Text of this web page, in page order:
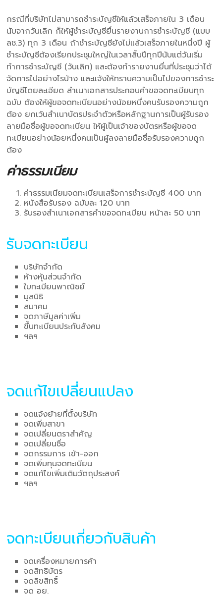
กรณีที่บริษัทไม่สามารถชำระบัญชีให้แล้วเสร็จภายใน 3 เดือน
นับจากวันเลิก ก็ให้ผู้ชำระบัญชียื่นรายงานการชำระบัญชี (แบบ
ลช.3) ทุก 3 เดือน ถ้าชำระบัญชียังไม่แล้วเสร็จภายในหนึ่งปี ผู้
ชำระบัญชีต้องเรียกประชุมใหญ่ในเวลาสิ้นปีทุกปีนับแต่วันเริ่ม
ทำการชำระบัญชี (วันเลิก) และต้องทำรายงานยื่นที่ประชุมว่าได้
จัดการไปอย่างไรบ้าง และแจ้งให้ทราบความเป็นไปของการชำระ
บัญชีโดยละเอียด สำเนาเอกสารประกอบคำขอจดทะเบียนทุก
ฉบับ ต้องให้ผู้ขอจดทะเบียนอย่างน้อยหนึ่งคนรับรองความถูก
ต้อง ยกเว้นสำเนาบัตรประจำตัวหรือหลักฐานการเป็นผู้รับรอง
ลายมือชื่อผู้ขอจดทะเบียน ให้ผู้เป็นเจ้าของบัตรหรือผู้ขอจด
ทะเบียนอย่างน้อยหนึ่งคนเป็นผู้ลงลายมือชื่อรับรองความถูก
ต้อง
ค่าธรรมเนียม
ค่าธรรมเนียมจดทะเบียนเสร็จการชำระบัญชี 400 บาท
หนังสือรับรอง ฉบับละ 120 บาท
รับรองสำเนาเอกสารคำขอจดทะเบียน หน้าละ 50 บาท
รับจดทะเบียน
บริษัทจำกัด
ห้างหุ้นส่วนจำกัด
ใบทะเบียนพาณิชย์
มูลนิธิ
สมาคม
จดภาษีมูลค่าเพิ่ม
ขึ้นทะเบียนประกันสังคม
ฯลฯ
จดแก้ไขเปลี่ยนแปลง
จดแจ้งย้ายที่ตั้งบริษัท
จดเพิ่มสาขา
จดเปลี่ยนตราสำคัญ
จดเปลี่ยนชื่อ
จดกรรมการ เข้า-ออก
จดเพิ่มทุนจดทะเบียน
จดแก้ไขเพิ่มเติมวัตถุประสงค์
ฯลฯ
จดทะเบียนเกี่ยวกับสินค้า
จดเครื่องหมายการค้า
จดสิทธิบัตร
จดลิขสิทธิ์
จด อย.